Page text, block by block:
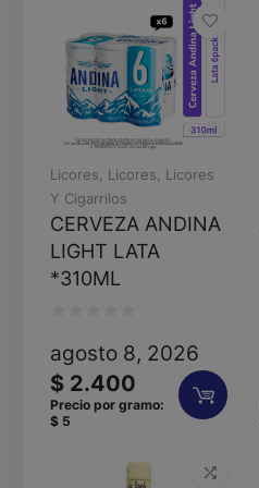
Licores, Licores, Licores
Y Cigarrilos
CERVEZA ANDINA
LIGHT LATA
*310ML
con
0
de
agosto 8, 2026
$ 2.400
Precio por gramo:
$ 5